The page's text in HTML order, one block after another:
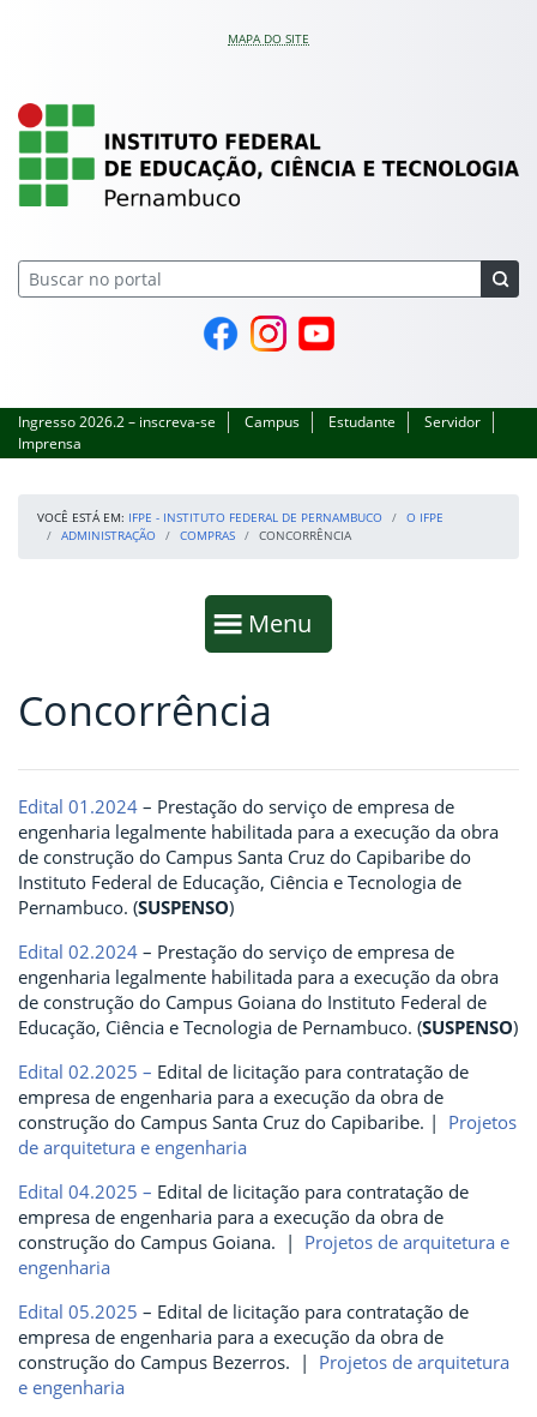
MAPA DO SITE
IFPE – Instituto
Página do Facebook
Perfil no Instagram
Canal no YouTube
Ingresso 2026.2 – inscreva-se Campus Estudante
Servidor
Imprensa
VOCÊ ESTÁ EM: IFPE - INSTITUTO FEDERAL DE PERNAMBUCO
O IFPE
ADMINISTRAÇÃO
COMPRAS CONCORRÊNCIA
Mostrar
Menu
Fim da navegação
Início do conteúdo
Concorrência
Edital 01.2024 – Prestação do serviço de empresa de
engenharia legalmente habilitada para a execução da obra
de construção do Campus Santa Cruz do Capibaribe do
Instituto Federal de Educação, Ciência e Tecnologia de
Pernambuco. (SUSPENSO)
Edital 02.2024 – Prestação do serviço de empresa de
engenharia legalmente habilitada para a execução da obra
de construção do Campus Goiana do Instituto Federal de
Educação, Ciência e Tecnologia de Pernambuco. (SUSPENSO)
Edital 02.2025 – Edital de licitação para contratação de
empresa de engenharia para a execução da obra de
construção do Campus Santa Cruz do Capibaribe. | Projetos
de arquitetura e engenharia
Edital 04.2025 – Edital de licitação para contratação de
empresa de engenharia para a execução da obra de
construção do Campus Goiana. | Projetos de arquitetura e
engenharia
Edital 05.2025 – Edital de licitação para contratação de
empresa de engenharia para a execução da obra de
construção do Campus Bezerros. | Projetos de arquitetura
e engenharia